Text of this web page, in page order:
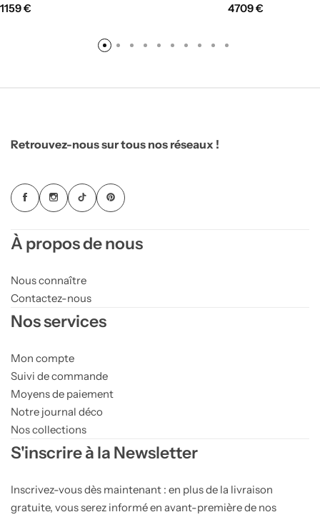
1159€
4709€
Retrouvez-nous sur tous nos réseaux !
À propos de nous
Nous connaître
Contactez-nous
Nos services
Mon compte
Suivi de commande
Moyens de paiement
Notre journal déco
Nos collections
S'inscrire à la Newsletter
Inscrivez-vous dès maintenant : en plus de la livraison
gratuite, vous serez informé en avant-première de nos